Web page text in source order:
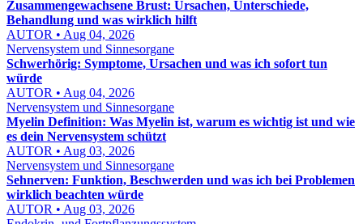
Zusammengewachsene Brust: Ursachen, Unterschiede,
Behandlung und was wirklich hilft
AUTOR • Aug 04, 2026
Nervensystem und Sinnesorgane
Schwerhörig: Symptome, Ursachen und was ich sofort tun
würde
AUTOR • Aug 04, 2026
Nervensystem und Sinnesorgane
Myelin Definition: Was Myelin ist, warum es wichtig ist und wie
es dein Nervensystem schützt
AUTOR • Aug 03, 2026
Nervensystem und Sinnesorgane
Sehnerven: Funktion, Beschwerden und was ich bei Problemen
wirklich beachten würde
AUTOR • Aug 03, 2026